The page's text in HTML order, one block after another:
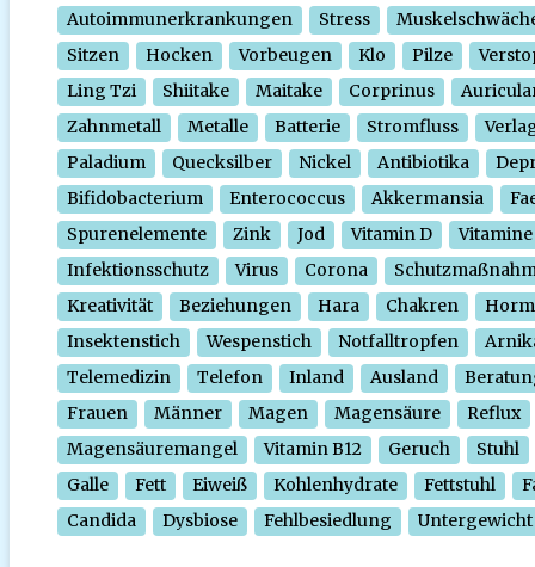
Autoimmunerkrankungen
Stress
Sitzen
Hocken Vorbeugen Klo Pilze
Ling Tzi
Shiitake Maitake Corprinus
Zahnmetall
Metalle Batterie Stromfluss
Paladium
Quecksilber Nickel Antibiotika
Bifidobacterium
Enterococcus Akkermansia
Spurenelemente
Zink Jod Vitamin D
Vitamine
Infektionsschutz
Virus Corona
Kreativität
Beziehungen Hara Chakren
Insektenstich
Wespenstich Notfalltropfen
Telemedizin
Telefon Inland Ausland
Frauen
Männer Magen Magensäure
Reflux
Magensäuremangel
Vitamin B12 Geruch
Stuhl
Galle
Fett Eiweiß Kohlenhydrate Fettstuhl
Candida
Dysbiose Fehlbesiedlung Untergewicht